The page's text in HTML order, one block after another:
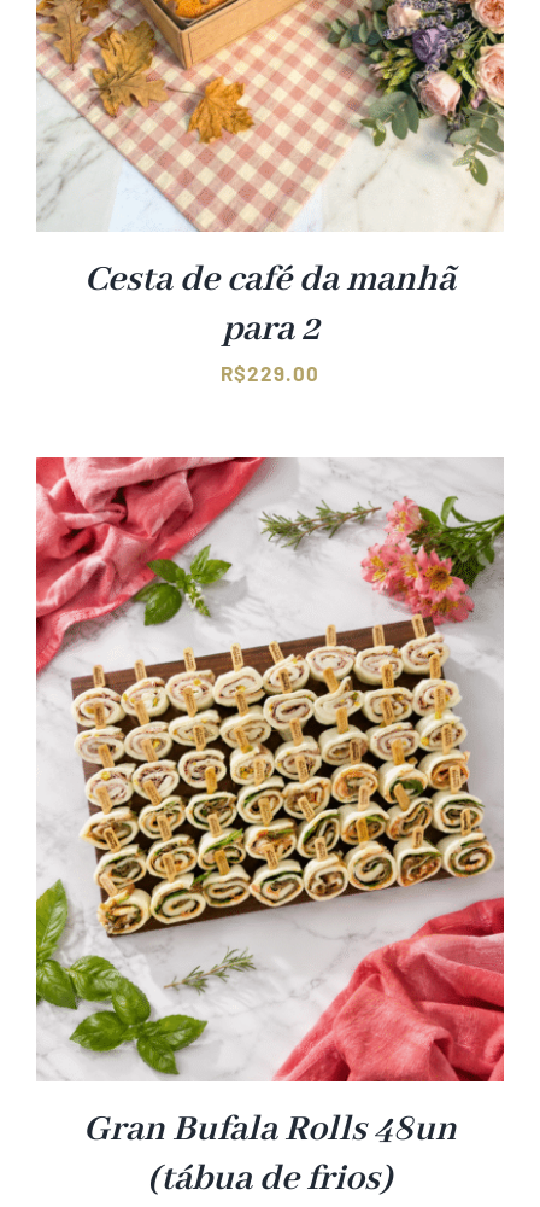
Cesta de café da manhã
para 2
R$229.00
Gran Bufala Rolls 48un
(tábua de frios)